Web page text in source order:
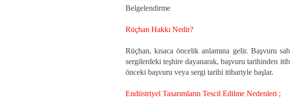
Belgelendirme
Rüçhan Hakkı Nedir?
Rüçhan, kısaca öncelik anlamına gelir. Başvuru
sergilerdeki teşhire dayanarak, başvuru tarihinden
önceki başvuru veya sergi tarihi itibariyle başlar.
Endüstriyel Tasarımların Tescil Edilme Nedenleri ;